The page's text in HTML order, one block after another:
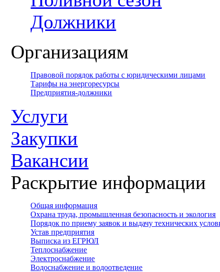
Должники
Организациям
Правовой порядок работы с юридическими лицами
Тарифы на энергоресурсы
Предприятия-должники
Услуги
Закупки
Вакансии
Раскрытие информации
Общая информация
Охрана труда, промышленная безопасность и экология
Порядок по приему заявок и выдачу технических
Устав предприятия
Выписка из ЕГРЮЛ
Теплоснабжение
Электроснабжение
Водоснабжение и водоотведение